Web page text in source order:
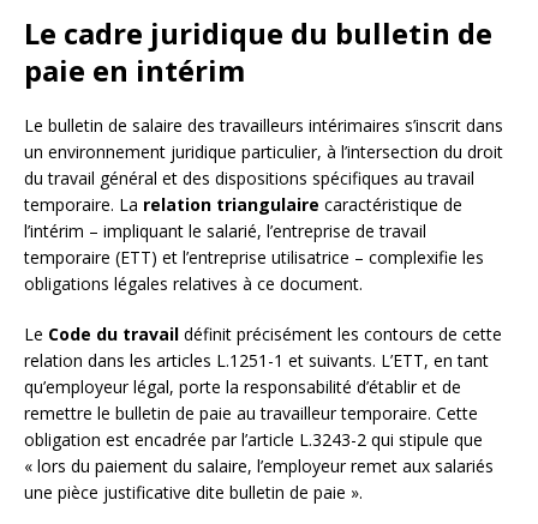
Le cadre juridique du bulletin de
paie en intérim
Le bulletin de salaire des travailleurs intérimaires s’inscrit dans
un environnement juridique particulier, à l’intersection du droit
du travail général et des dispositions spécifiques au travail
temporaire. La relation triangulaire caractéristique de
l’intérim – impliquant le salarié, l’entreprise de travail
temporaire (ETT) et l’entreprise utilisatrice – complexifie les
obligations légales relatives à ce document.
Le Code du travail définit précisément les contours de cette
relation dans les articles L.1251-1 et suivants. L’ETT, en tant
qu’employeur légal, porte la responsabilité d’établir et de
remettre le bulletin de paie au travailleur temporaire. Cette
obligation est encadrée par l’article L.3243-2 qui stipule que
« lors du paiement du salaire, l’employeur remet aux salariés
une pièce justificative dite bulletin de paie ».